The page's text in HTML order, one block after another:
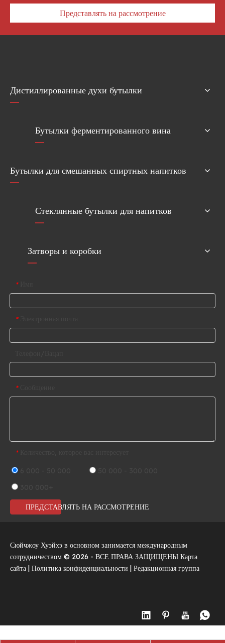
Представлять на рассмотрение
Дистиллированные духи бутылки
Бутылки ферментированного вина
Бутылки для смешанных спиртных напитков
Стеклянные бутылки для напитков
Затворы и коробки
*
*
*
*
ПРЕДСТАВЛЯТЬ НА РАССМОТРЕНИЕ
Сюйчжоу Хуэйхэ в основном занимается международным
сотрудничеством © 2026 - ВСЕ ПРАВА ЗАЩИЩЕНЫ Карта
сайта | Политика конфиденциальности | Редакционная группа